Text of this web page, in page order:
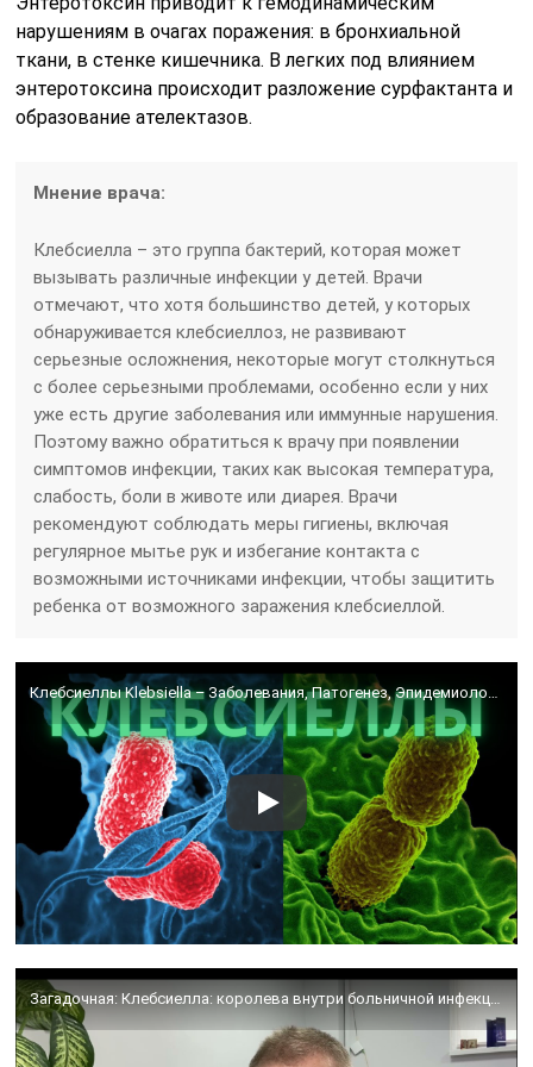
нарушениям в очагах поражения: в бронхиальной
ткани, в стенке кишеч­ника. В легких под влиянием
энтеротоксина происходит разложение сурфактанта и
образование ателектазов.
Мнение врача:
Клебсиелла – это группа бактерий, которая может
вызывать различные инфекции у детей. Врачи
отмечают, что хотя большинство детей, у которых
обнаруживается клебсиеллоз, не развивают
серьезные осложнения, некоторые могут столкнуться
с более серьезными проблемами, особенно если у них
уже есть другие заболевания или иммунные нарушения.
Поэтому важно обратиться к врачу при появлении
симптомов инфекции, таких как высокая температура,
слабость, боли в животе или диарея. Врачи
рекомендуют соблюдать меры гигиены, включая
регулярное мытье рук и избегание контакта с
возможными источниками инфекции, чтобы защитить
ребенка от возможного заражения клебсиеллой.
Загадочная: Клебсиелла: королева внутри больничной инфекции